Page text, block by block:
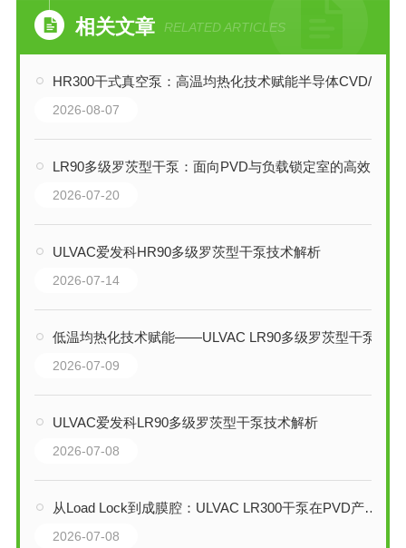
相关文章 RELATED ARTICLES
HR300干式真空泵：高温均热化技术赋能半导体CVD/蚀刻工艺
2026-08-07
LR90多级罗茨型干泵：面向PVD与负载锁定室的高效清洁真空解决方案
2026-07-20
ULVAC爱发科HR90多级罗茨型干泵技术解析
2026-07-14
低温均热化技术赋能——ULVAC LR90多级罗茨型干泵全面技术解析
2026-07-09
ULVAC爱发科LR90多级罗茨型干泵技术解析
2026-07-08
从Load Lock到成膜腔：ULVAC LR300干泵在PVD产线中的关键技术优势
2026-07-08